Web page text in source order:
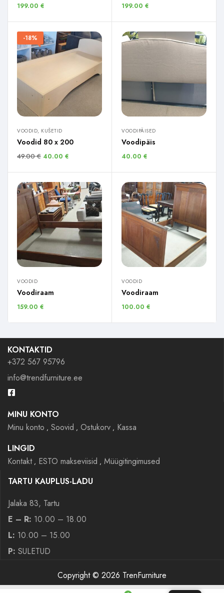
199.00 € 199.00 €
-18%
VOODID, KUŠETID
Voodid 80 x 200
49.00€ 40.00 €
VOODIPÄISED
Voodipäis
40.00 €
VOODID
Voodiraam
159.00 €
VOODID
Voodiraam
100.00 €
KONTAKTID
+372 567 95796
info@trendfurniture.ee
MINU KONTO
Minu konto
Soovid Ostukorv
Kassa
LINGID
Kontakt
ESTO makseviisid
Müügitingimused
TARTU KAUPLUS-LADU
Jalaka 83, Tartu
E – R: 10.00 – 18.00
L: 10.00 – 15.00
P: SULETUD
Copyright © 2026 TrenFurniture